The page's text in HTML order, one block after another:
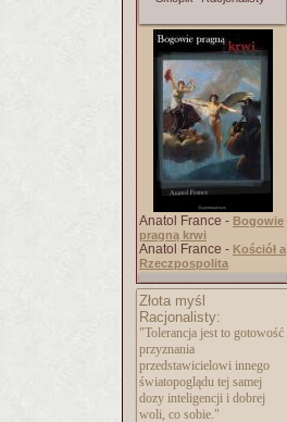
Anatol France - Bogowie
pragną krwi
Anatol France - Kościół a
Rzeczpospolita
Złota myśl
Racjonalisty:
"Tolerancja jest to gotowość
przyznania
przedstawicielowi innego
światopoglądu tej samej
dozy inteligencji i dobrej
woli, co sobie."